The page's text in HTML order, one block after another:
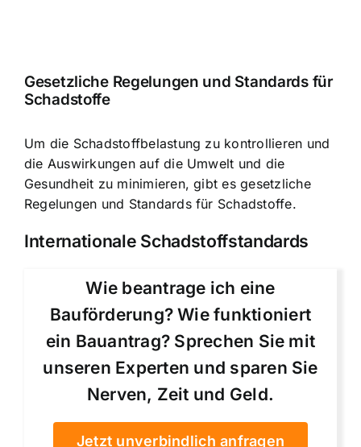
Gesetzliche Regelungen und Standards für
Schadstoffe
Um die Schadstoffbelastung zu kontrollieren und
die Auswirkungen auf die Umwelt und die
Gesundheit zu minimieren, gibt es gesetzliche
Regelungen und Standards für Schadstoffe.
Internationale Schadstoffstandards
Wie beantrage ich eine
Bauförderung? Wie funktioniert
ein Bauantrag? Sprechen Sie mit
unseren Experten und sparen Sie
Nerven, Zeit und Geld.
Jetzt unverbindlich anfragen